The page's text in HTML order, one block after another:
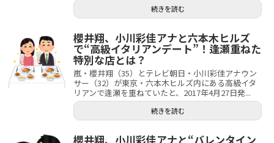
続きを読む
櫻井翔、小川彩佳アナと六本木ヒルズ
で“高級イタリアンデート”！逢瀬重ねた
特別な店とは？
嵐・櫻井翔（35）とテレビ朝日・小川彩佳アナウン
サー（32）が東京・六本木ヒルズ内にある高級イタ
リアンで逢瀬を重ねていたと、2017年4月27日発...
続きを読む
櫻井翔、小川彩佳アナと“バレンタイン